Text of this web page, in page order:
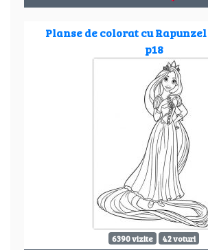
Planse de colorat cu
p18
6390 vizite 42 voturi